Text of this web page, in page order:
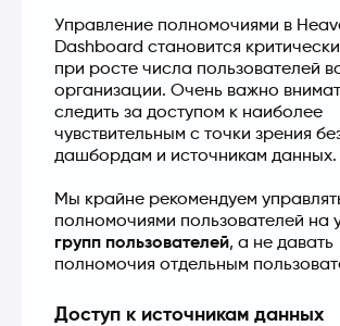
Управление полномочиями в
Dashboard становится
при росте числа пользователей
организации. Очень важно
следить за доступом к наиболее
чувствительным с точки зрения
дашбордам и источникам данных.
Мы крайне рекомендуем
групп пользователей, а не давать
полномочия отдельным
Доступ к источникам данных